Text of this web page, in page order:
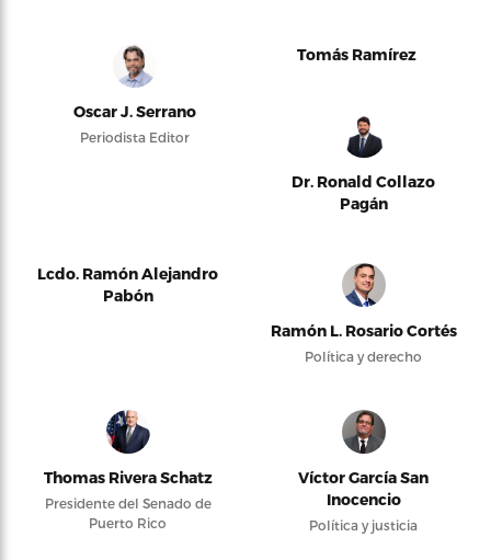
Oscar J. Serrano
Periodista Editor
Tomás Ramírez
Dr. Ronald Collazo
Pagán
Lcdo. Ramón Alejandro
Pabón
Ramón L. Rosario Cortés
Política y derecho
Thomas Rivera Schatz
Presidente del Senado de
Puerto Rico
Víctor García San
Inocencio
Política y justicia